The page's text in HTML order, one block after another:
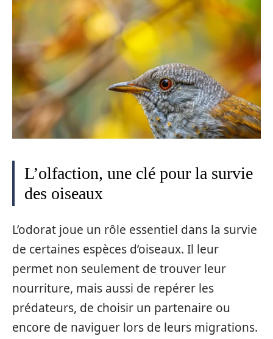
L’olfaction, une clé pour la survie
des oiseaux
L’odorat joue un rôle essentiel dans la survie
de certaines espèces d’oiseaux. Il leur
permet non seulement de trouver leur
nourriture, mais aussi de repérer les
prédateurs, de choisir un partenaire ou
encore de naviguer lors de leurs migrations.